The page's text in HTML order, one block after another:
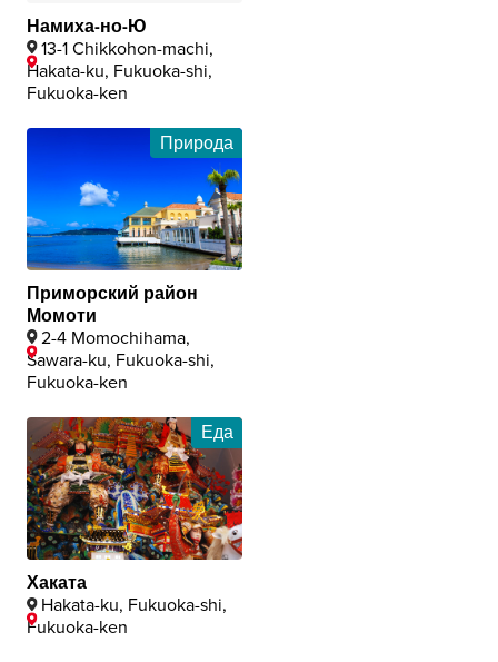
Намиха-но-Ю
13-1 Chikkohon-machi,
Hakata-ku, Fukuoka-shi,
Fukuoka-ken
Природа
Приморский район
Момоти
2-4 Momochihama,
Sawara-ku, Fukuoka-shi,
Fukuoka-ken
Еда
Хаката
Hakata-ku, Fukuoka-shi,
Fukuoka-ken